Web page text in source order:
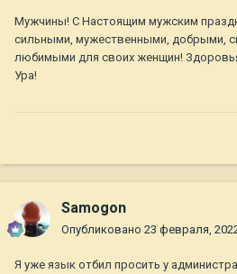
Мужчины! С Настоящим мужским
сильными, мужественными, добрыми,
любимыми для своих женщин!
Ура!
Samogon
Опубликовано 23 февраля,
Я уже язык отбил просить у